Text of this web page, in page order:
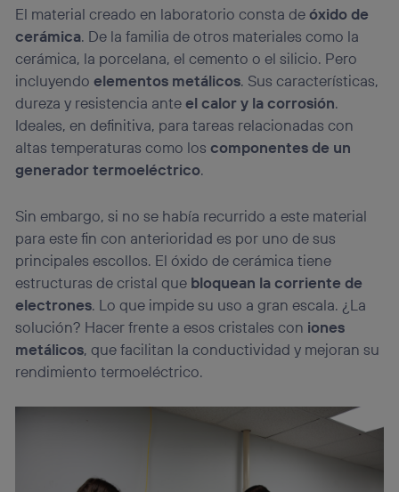
El material creado en laboratorio consta deóxido de
cerámica. De la familia de otros materiales como la
cerámica, la porcelana, el cemento o el silicio. Pero
incluyendoelementos metálicos. Sus características,
dureza y resistencia anteel calor y la corrosión.
Ideales, en definitiva, para tareas relacionadas con
altas temperaturas como loscomponentes de un
generador termoeléctrico.
Sin embargo, si no se había recurrido a este material
para este fin con anterioridad es por uno de sus
principales escollos. El óxido de cerámica tiene
estructuras de cristal que bloquean la corriente de
electrones. Lo que impide su uso a gran escala. ¿La
solución? Hacer frente a esos cristales con iones
metálicos, que facilitan la conductividad y mejoran su
rendimiento termoeléctrico.
“Administrar Utiq” en la parte inferior de esta página web o
visitando el portal de privacidad de Utiq
(“consenthub”)
. Para más información, consulta
la política de privacidad de Utiq .